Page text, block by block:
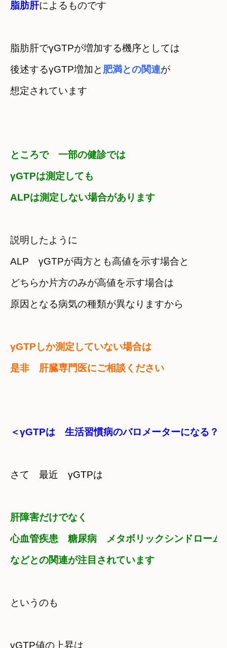
脂肪肝によるものです
脂肪肝でγGTPが増加する機序としては
後述するγGTP増加と 肥満との関連が
想定されています
ところで　一部の健診では
γGTPは測定しても
ALPは測定しない場合があります
説明したように
ALP　γGTPが両方とも高値を示す場合と
どちらか片方のみが高値を示す場合は
原因となる病気の種類が異なりますから
γGTPしか測定していない場合は
是非　肝臓専門医にご相談ください
＜γGTPは　生活習慣病のバロメーターになる？
さて　最近　γGTPは
肝障害だけでなく
心血管疾患　糖尿病　メタボリックシンドロー
などとの関連が注目されています
というのも
γGTP値の上昇は